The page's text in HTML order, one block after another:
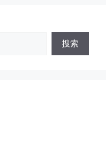
属于刚激活到账
按照您激活剩余
会全额到账，留
60天内不能换手
APP才可以去骗
手机卡打的，所
所以基于这些特
，如果你有类似
你二次认证。二
搜索